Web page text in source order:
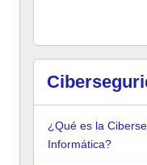
¿Qué es la
Informática?